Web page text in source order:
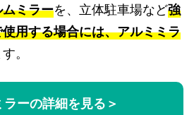
ミラーを、立体駐車場など強
用する場合には、アルミミラ
。
ラーの詳細を見る＞